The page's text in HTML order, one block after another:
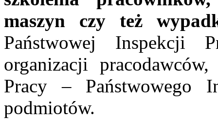
maszyn czy też
Państwowej Inspekcji
organizacji
Pracy – Państwowego
podmiotów.